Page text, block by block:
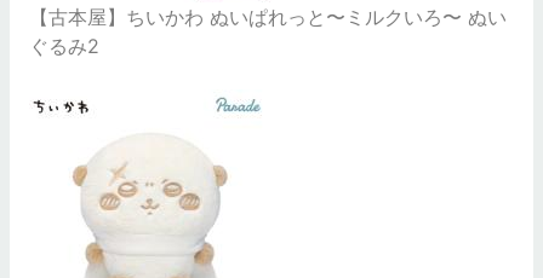
【古本屋】ちいかわ ぬいぱれっと〜ミルクいろ〜 ぬい
ぐるみ2